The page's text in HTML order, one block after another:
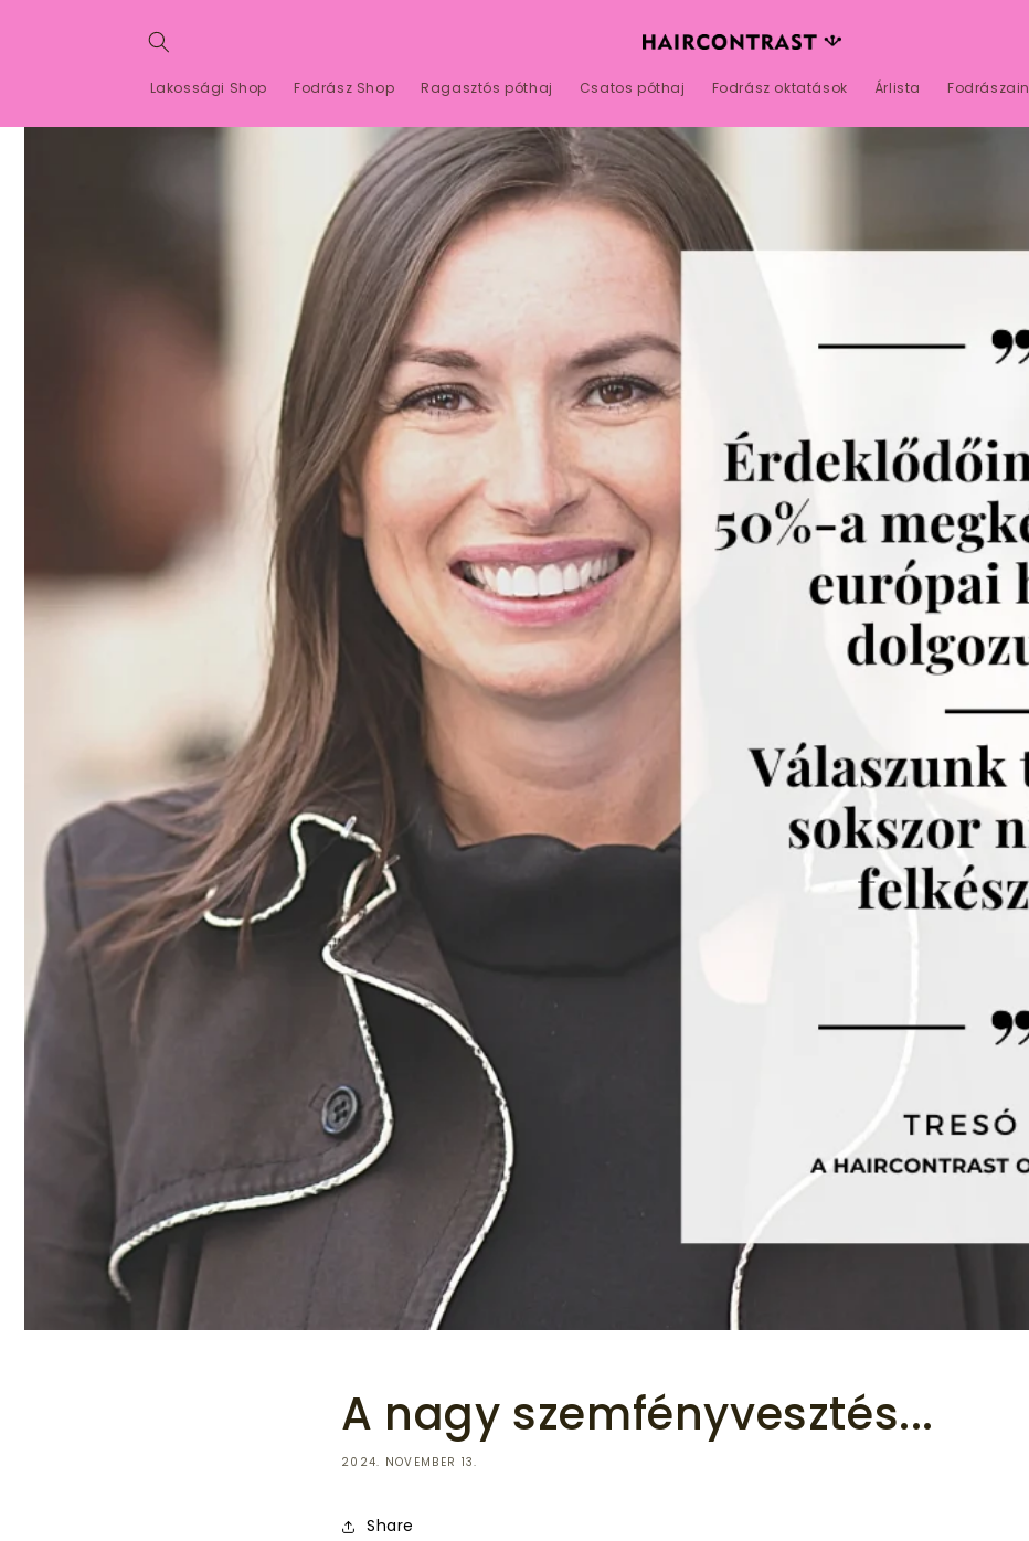
Lakossági Shop Fodrász Shop Ragasztós póthaj Csatos póthaj Fodrász oktatások Árlista
A nagy szemfényvesztés...
2024. NOVEMBER 13.
Share